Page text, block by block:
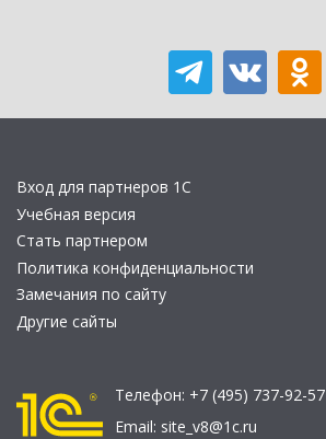
Вход для партнеров 1С
Учебная версия
Стать партнером
Политика конфиденциальности
Замечания по сайту
Другие сайты
Телефон: +7 (495) 737-92-57
Email: site_v8@1c.ru